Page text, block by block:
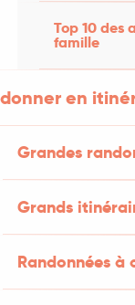
Top 10 des
famille
en
Grandes
Grands
Randonnées